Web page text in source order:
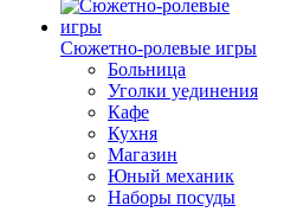
Сюжетно-ролевые игры
Больница
Уголки уединения
Кафе
Кухня
Магазин
Юный механик
Наборы посуды